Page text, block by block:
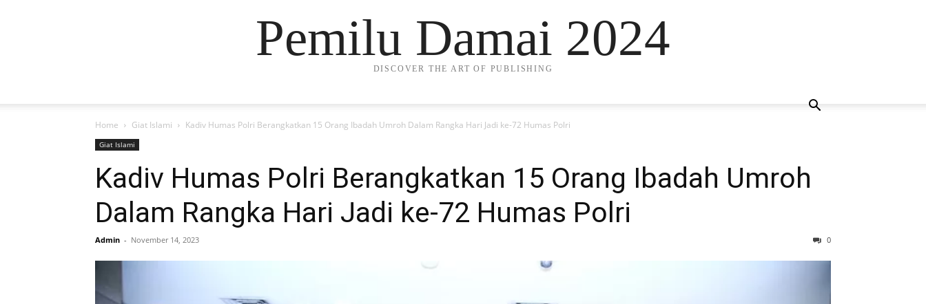
Pemilu Damai 2024
DISCOVER THE ART OF PUBLISHING
Home Giat Islami Kadiv Humas Polri Berangkatkan 15 Orang Ibadah Umroh Dalam Rangka Hari Jadi ke-72 Humas Polri
Giat Islami
Kadiv Humas Polri Berangkatkan 15 Orang Ibadah Umroh
Dalam Rangka Hari Jadi ke-72 Humas Polri
Admin - November 14, 2023 0